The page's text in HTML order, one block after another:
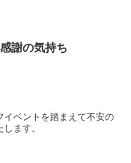
謝の気持ち
イベントを踏まえて不安の
ます。